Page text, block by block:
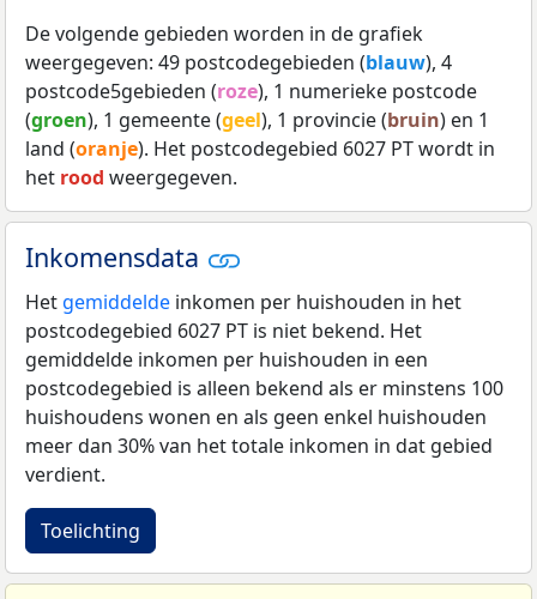
De volgende gebieden worden in de grafiek
weergegeven: 49 postcodegebieden (blauw), 4
postcode5gebieden (roze), 1 numerieke postcode
(groen), 1 gemeente (geel), 1 provincie (bruin) en 1
land (oranje). Het postcodegebied 6027 PT wordt in
het rood weergegeven.
Inkomensdata
Het gemiddelde inkomen per huishouden in het
postcodegebied 6027 PT is niet bekend. Het
gemiddelde inkomen per huishouden in een
postcodegebied is alleen bekend als er minstens 100
huishoudens wonen en als geen enkel huishouden
meer dan 30% van het totale inkomen in dat gebied
verdient.
Toelichting